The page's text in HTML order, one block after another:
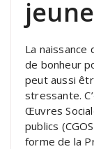
La naissance
de bonheur
peut aussi
stressante.
Œuvres
publics
forme de la